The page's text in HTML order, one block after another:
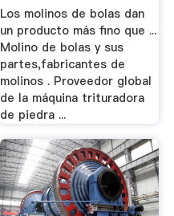
Los molinos de bolas dan
un producto más fino que ...
Molino de bolas y sus
partes,fabricantes de
molinos . Proveedor global
de la máquina trituradora
de piedra ...